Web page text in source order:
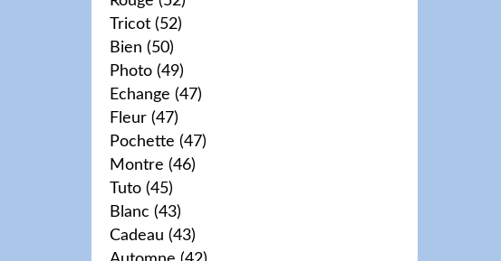
Tricot (52)
Bien (50)
Photo (49)
Echange (47)
Fleur (47)
Pochette (47)
Montre (46)
Tuto (45)
Blanc (43)
Cadeau (43)